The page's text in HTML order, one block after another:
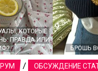
КОТОРЫЕ
ПРАВДА ИЛИ
БРОШЬ
/ ОБСУЖДЕНИЕ